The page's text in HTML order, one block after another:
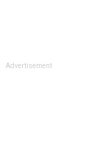
Advertisement